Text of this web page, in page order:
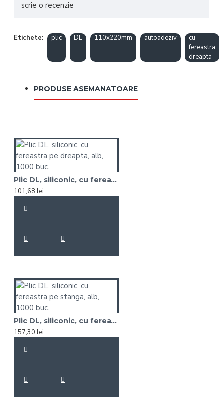
scrie o recenzie
Etichete: plic DL 110x220mm autoadeziv
cu
fereastra
dreapta
PRODUSE ASEMANATOARE
Plic DL, siliconic, cu fereastra pe dreapta, alb, 1000 buc.
101,68 lei
Plic DL, siliconic, cu fereastra pe stanga, alb, 1000 buc.
157,30 lei